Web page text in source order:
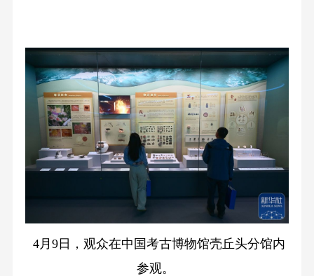
4月9日，观众在中国考古博物馆壳丘头分馆内
参观。